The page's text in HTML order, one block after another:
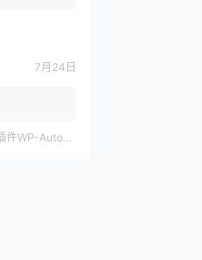
7月24日
汉化版 V3.6.2